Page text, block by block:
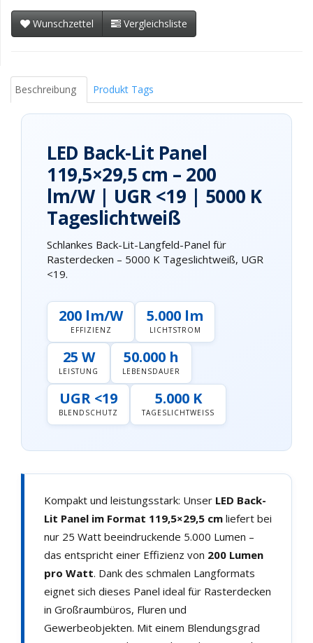
Wunschzettel Vergleichsliste
Beschreibung Produkt Tags
LED Back-Lit Panel
119,5×29,5 cm – 200
lm/W | UGR <19 | 5000 K
Tageslichtweiß
Schlankes Back-Lit-Langfeld-Panel für
Rasterdecken – 5000 K Tageslichtweiß, UGR
<19.
200 lm/W
EFFIZIENZ
5.000 lm
LICHTSTROM
25 W
LEISTUNG
50.000 h
LEBENSDAUER
UGR <19
BLENDSCHUTZ
5.000 K
TAGESLICHTWEISS
Kompakt und leistungsstark: Unser LED Back-
Lit Panel im Format 119,5×29,5 cm liefert bei
nur 25 Watt beeindruckende 5.000 Lumen –
das entspricht einer Effizienz von 200 Lumen
pro Watt. Dank des schmalen Langformats
eignet sich dieses Panel ideal für Rasterdecken
in Großraumbüros, Fluren und
Gewerbeobjekten. Mit einem Blendungsgrad